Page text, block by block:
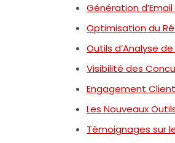
Génération
Optimisation du
Outils d’Analyse
Visibilité des
Engagement
Les Nouveaux
Témoignages sur